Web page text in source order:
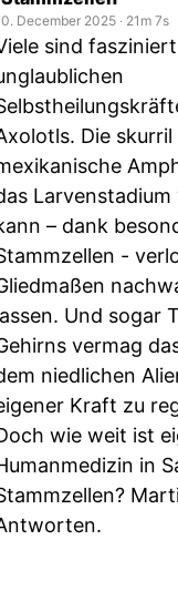
December 2025 ‧ 21m 7s
sind
Die
Larvenstadium
– dank
-
Und sogar
vermag
niedlichen
Kraft zu
wie weit ist
in